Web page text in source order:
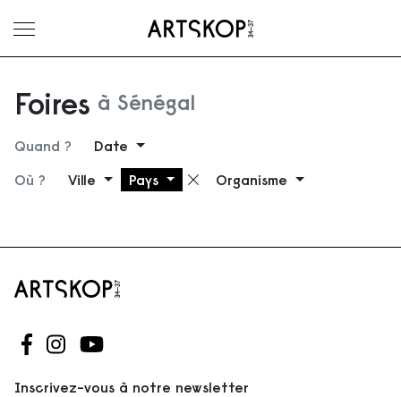
Ouvrir le menu
Foires à Sénégal
Quand ?
Date
Où ?
Ville Pays Supprimer le filtre
Organisme
Suivez-nous sur Facebook
Suivez-nous sur Instagram
Suivez-nous sur Youtube
Inscrivez-vous à notre newsletter